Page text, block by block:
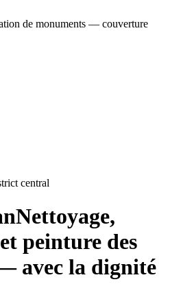
de monuments — couverture
central
Nettoyage,
peinture des
avec la dignité